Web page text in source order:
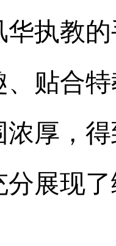
执教
贴合
浓厚，
展现了